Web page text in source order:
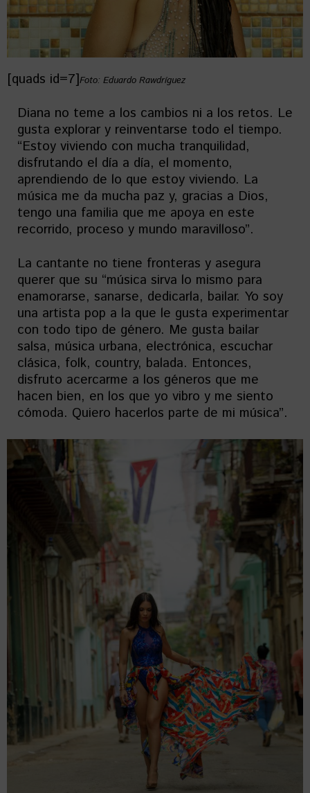
[quads id=7]Foto: Eduardo Rawdríguez
Diana no teme a los cambios ni a los retos. Le
gusta explorar y reinventarse todo el tiempo.
“Estoy viviendo con mucha tranquilidad,
disfrutando el día a día, el momento,
aprendiendo de lo que estoy viviendo. La
música me da mucha paz y, gracias a Dios,
tengo una familia que me apoya en este
recorrido, proceso y mundo maravilloso”.
La cantante no tiene fronteras y asegura
querer que su “música sirva lo mismo para
enamorarse, sanarse, dedicarla, bailar. Yo soy
una artista pop a la que le gusta experimentar
con todo tipo de género. Me gusta bailar
salsa, música urbana, electrónica, escuchar
clásica, folk, country, balada. Entonces,
disfruto acercarme a los géneros que me
hacen bien, en los que yo vibro y me siento
cómoda. Quiero hacerlos parte de mi música”.